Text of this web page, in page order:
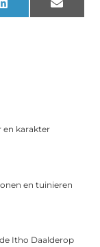
LinkedIn Email
en karakter
en tuinieren
Itho Daalderop